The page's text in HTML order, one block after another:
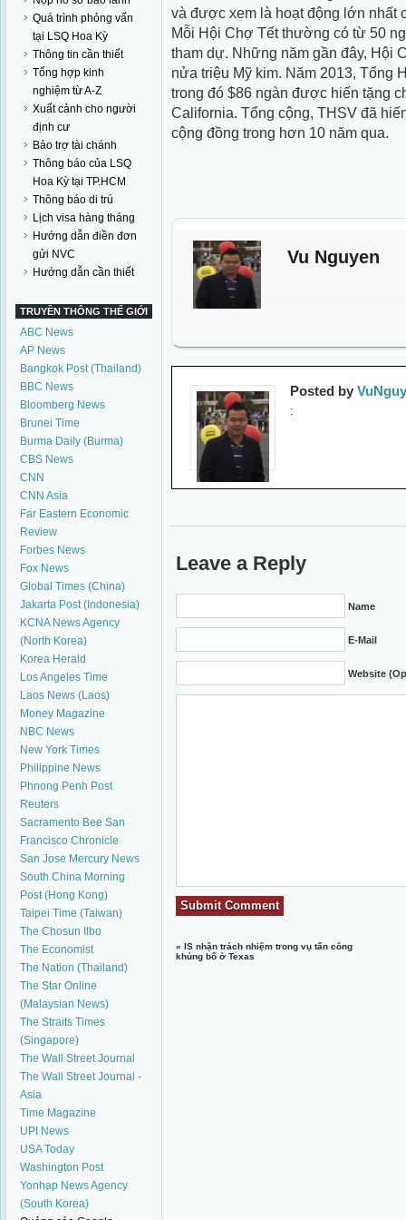
Quá trình phỏng vấn
tại LSQ Hoa Kỳ
Thông tin cần thiết
Tổng hợp kinh
nghiệm từ A-Z
Xuất cảnh cho người
định cư
Bảo trợ tài chánh
Thông báo của LSQ
Hoa Kỳ tại TP.HCM
Thông báo di trú
Lịch visa hàng tháng
Hướng dẫn điền đơn
gửi NVC
Hướng dẫn cần thiết
TRUYỀN THÔNG THẾ GIỚI
ABC News
AP News
Bangkok Post (Thailand)
BBC News
Bloomberg News
Brunei Time
Burma Daily (Burma)
CBS News
CNN
CNN Asia
Far Eastern Economic
Review
Forbes News
Fox News
Global Times (China)
Jakarta Post (Indonesia)
KCNA News Agency
(North Korea)
Korea Herald
Los Angeles Time
Laos News (Laos)
Money Magazine
NBC News
New York Times
Philippine News
Phnong Penh Post
Reuters
Sacramento Bee San
Francisco Chronicle
San Jose Mercury News
South China Morning
Post (Hong Kong)
Taipei Time (Taiwan)
The Chosun Ilbo
The Economist
The Nation (Thailand)
The Star Online
(Malaysian News)
The Straits Times
(Singapore)
The Wall Street Journal
The Wall Street Journal -
Asia
Time Magazine
UPI News
USA Today
Washington Post
Yonhap News Agency
(South Korea)
và được xem là hoạt động lớn nhất
Mỗi Hội Chợ Tết thường có từ 50
tham dự. Những năm gần đây, Hội
nửa triệu Mỹ kim. Năm 2013, Tổng
trong đó $86 ngàn được hiến tặng
California. Tổng cộng, THSV đã
cộng đồng trong hơn 10 năm qua.
Vu Nguyen
Posted by
:
Leave a Reply
Name
E-Mail
Website
«IS nhận trách nhiệm trong vụ tấn công
khủng bố ở Texas